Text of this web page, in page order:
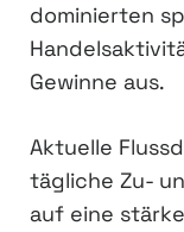
dominierten
Gewinne aus.
Aktuelle
tägliche Zu-
auf eine